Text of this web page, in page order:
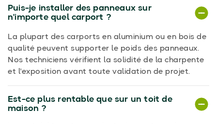
Puis-je installer des panneaux sur
n'importe quel carport ?
La plupart des carports en aluminium ou en bois de
qualité peuvent supporter le poids des panneaux.
Nos techniciens vérifient la solidité de la charpente
et l'exposition avant toute validation de projet.
Est-ce plus rentable que sur un toit de
maison ?